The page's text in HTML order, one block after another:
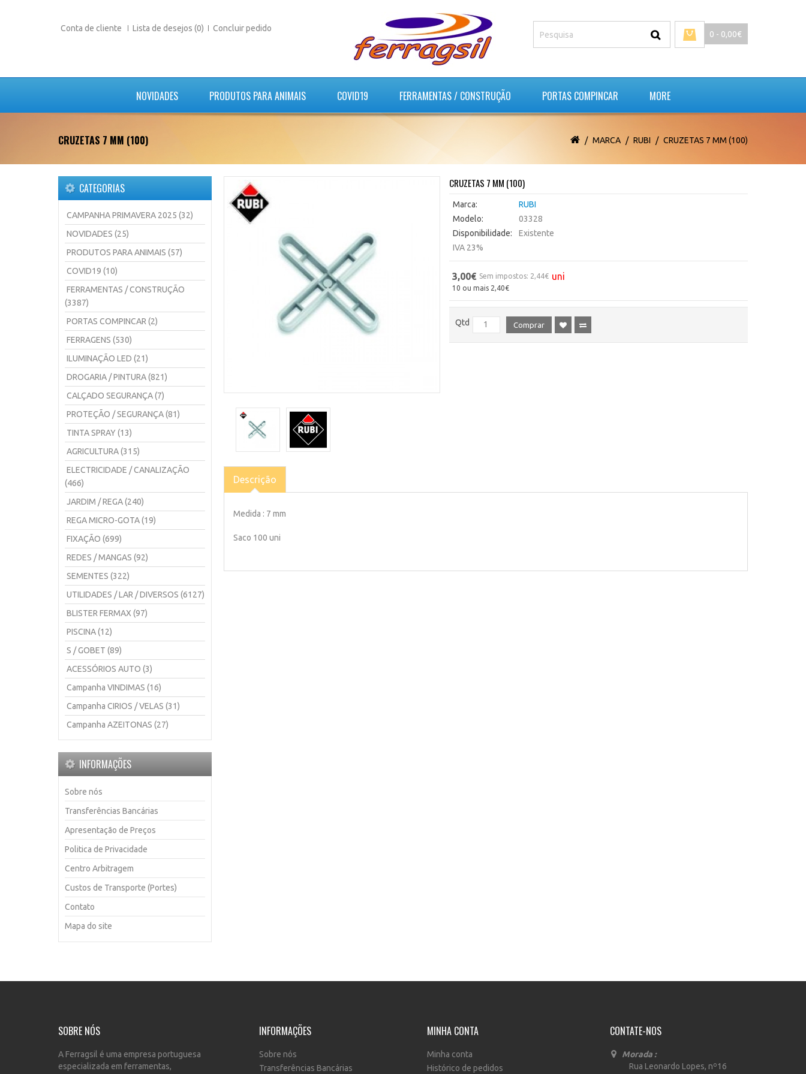
Conta de cliente Lista de desejos (0) Concluir pedido
0 - 0,00€
NOVIDADES PRODUTOS PARA ANIMAIS COVID19 FERRAMENTAS / CONSTRUÇÃO PORTAS COMPINCAR MORE
CRUZETAS 7 MM (100) MARCA RUBI CRUZETAS 7 MM (100)
CATEGORIAS
CAMPANHA PRIMAVERA 2025 (32)
NOVIDADES (25)
PRODUTOS PARA ANIMAIS (57)
COVID19 (10)
FERRAMENTAS / CONSTRUÇÃO
(3387)
PORTAS COMPINCAR (2)
FERRAGENS (530)
ILUMINAÇÃO LED (21)
DROGARIA / PINTURA (821)
CALÇADO SEGURANÇA (7)
PROTEÇÃO / SEGURANÇA (81)
TINTA SPRAY (13)
AGRICULTURA (315)
ELECTRICIDADE / CANALIZAÇÃO
(466)
JARDIM / REGA (240)
REGA MICRO-GOTA (19)
FIXAÇÃO (699)
REDES / MANGAS (92)
SEMENTES (322)
UTILIDADES / LAR / DIVERSOS (6127)
BLISTER FERMAX (97)
PISCINA (12)
S / GOBET (89)
ACESSÓRIOS AUTO (3)
Campanha VINDIMAS (16)
Campanha CIRIOS / VELAS (31)
Campanha AZEITONAS (27)
INFORMAÇÕES
Sobre nós
Transferências Bancárias
Apresentação de Preços
Politica de Privacidade
Centro Arbitragem
Custos de Transporte (Portes)
Contato
Mapa do site
CRUZETAS 7 MM (100)
Marca:
RUBI
Modelo:
03328
Disponibilidade:
Existente
IVA 23%
3,00€ Sem impostos: 2,44€ uni
10 ou mais 2,40€
Qtd Comprar
Descrição
Medida : 7 mm
Saco 100 uni
SOBRE NÓS
A Ferragsil é uma empresa portuguesa
especializada em ferramentas,
INFORMAÇÕES
Sobre nós
Transferências Bancárias
MINHA CONTA
Minha conta
Histórico de pedidos
CONTATE-NOS
Morada :
Rua Leonardo Lopes, nº16